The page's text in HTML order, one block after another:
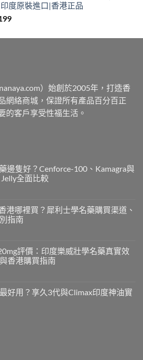
through
$2229
度原裝進口|香港正品
Price
$329
）始創於2005年，打造香
網絡商城，保證所有產品百分百正
的客戶享受性福生活。
邊隻好？Cenforce-100、Kamagra與
全面比較
港哪裡買？犀利士學名藥購買渠道、
指南
評價：印度樂威壯學名藥真實效
香港購買指南
好用？享久3代與Climax印度神油實